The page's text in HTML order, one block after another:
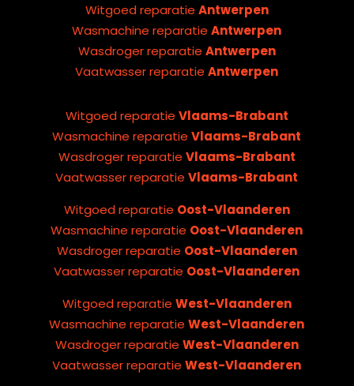
Witgoed reparatie Antwerpen
Wasmachine reparatieAntwerpen
Wasdroger reparatie Antwerpen
Vaatwasser reparatieAntwerpen
Witgoed reparatie Vlaams-Brabant
Wasmachine reparatieVlaams-Brabant
Wasdroger reparatie Vlaams-Brabant
Vaatwasser reparatieVlaams-Brabant
Witgoed reparatie Oost-Vlaanderen
Wasmachine reparatie Oost-Vlaanderen
Wasdroger reparatie Oost-Vlaanderen
Vaatwasser reparatie Oost-Vlaanderen
Witgoed reparatie West-Vlaanderen
Wasmachine reparatieWest-Vlaanderen
Wasdroger reparatie West-Vlaanderen
Vaatwasser reparatieWest-Vlaanderen